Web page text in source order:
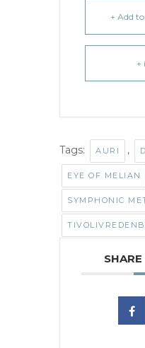
+ Add
+
Tags: AURI ,
EYE OF MELIAN
SYMPHONIC